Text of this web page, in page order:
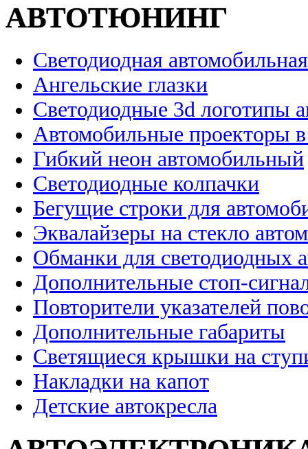
АВТОТЮНИНГ
Светодиодная
Ангельские глазки
Светодиодные 3d логотипы
Автомобильные проекторы
Гибкий неон автомобильный
Светодиодные колпачки
Бегущие строки для
Эквалайзеры на стекло
Обманки для светодиодных
Дополнительные стоп-
Повторители указателей
Дополнительные габариты
Светящиеся крышки на
Накладки на капот
Детские автокресла